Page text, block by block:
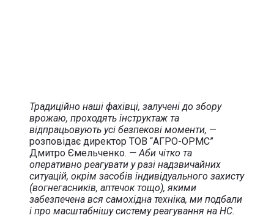
Традиційно наші фахівці, залучені до збору
врожаю, проходять інструктаж та
відпрацьовують усі безпекові моменти, —
розповідає директор ТОВ “АГРО-ОРМС”
Дмитро Ємельченко. — Аби чітко та
оперативно реагувати у разі надзвичайних
ситуацій, окрім засобів індивідуального захисту
(вогнегасників, аптечок тощо), якими
забезпечена вся самохідна техніка, ми подбали
і про масштабнішу систему реагування на НС.